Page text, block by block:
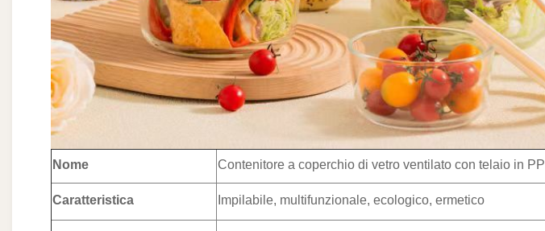
Nome Contenitore a coperchio di vetro ventilato con telaio in PP
Caratteristica Impilabile, multifunzionale, ecologico, ermetico